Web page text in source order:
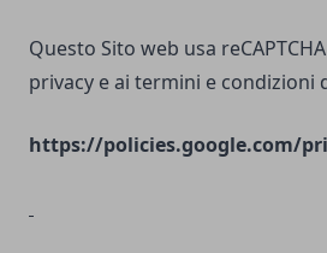
Questo Sito web usa
privacy e ai termini e condizioni
https://policies.google.com/